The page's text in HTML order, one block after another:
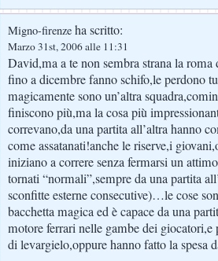
Migno-firenze ha scritto:
Marzo 31st, 2006 alle 11:31
David,ma a te non sembra strana la
fino a dicembre fanno schifo,le perdono
magicamente sono un’altra
finiscono più,ma la cosa più
correvano,da una partita all’altra hanno
come assatanati!anche le riserve,i
iniziano a correre senza fermarsi un
tornati “normali”,sempre da una partita
sconfitte esterne consecutive)…le cose
bacchetta magica ed è capace da una
motore ferrari nelle gambe dei giocatori,e
di levargielo,oppure hanno fatto la spesa